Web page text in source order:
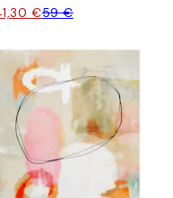
€59 €